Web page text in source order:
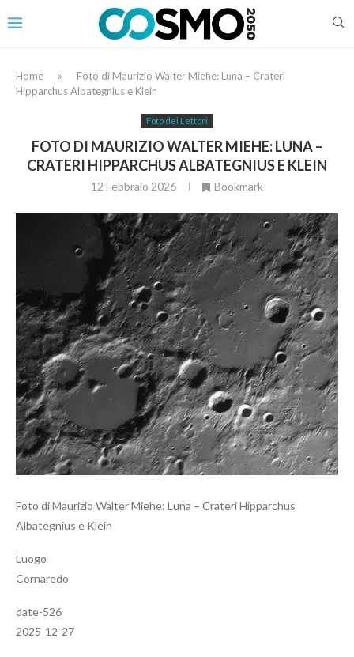
Home »
Foto di Maurizio Walter Miehe: Luna – Crateri
Hipparchus Albategnius e Klein
Foto dei Lettori
FOTO DI MAURIZIO WALTER MIEHE: LUNA –
CRATERI HIPPARCHUS ALBATEGNIUS E KLEIN
12 Febbraio 2026 Bookmark
Foto di Maurizio Walter Miehe: Luna – Crateri Hipparchus
Albategnius e Klein
Luogo
Cornaredo
date-526
2025-12-27